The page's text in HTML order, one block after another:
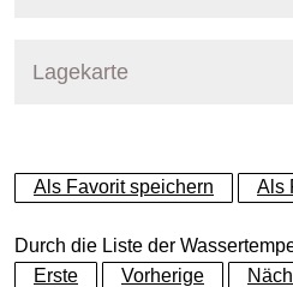
Lagekarte
+
−
Als Favorit speichern Als
Durch die Liste der
Erste
Vorherige